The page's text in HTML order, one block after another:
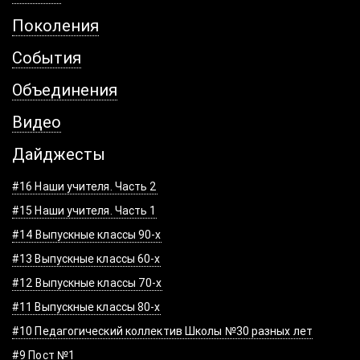
Поколения
События
Объединения
Видео
Дайджесты
#16 Наши учителя. Часть 2
#15 Наши учителя. Часть 1
#14 Выпускные классы 90-х
#13 Выпускные классы 60-х
#12 Выпускные классы 70-х
#11 Выпускные классы 80-х
#10 Педагогический коллектив Школы №30 разных лет
#9 Пост №1